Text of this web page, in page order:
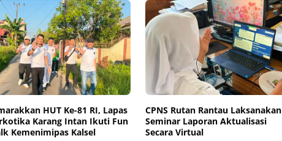
HUT Ke-81 RI, Lapas
Karang Intan Ikuti Fun
Kemenimipas Kalsel
CPNS Rutan Rantau Laksanakan
Seminar Laporan Aktualisasi
Secara Virtual